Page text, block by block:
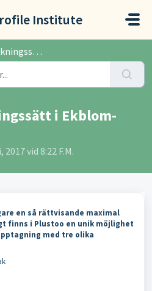
Institute
Bak-testet
i Ekblom-
vid 8:22 F.M.
en så rättvisande maximal
finns i Plustoo en unik möjlighet
med tre olika